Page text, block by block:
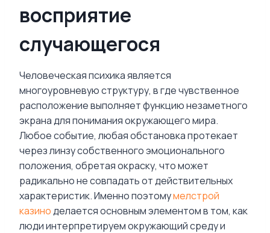
восприятие
случающегося
Человеческая психика является
многоуровневую структуру, в где чувственное
расположение выполняет функцию незаметного
экрана для понимания окружающего мира.
Любое событие, любая обстановка протекает
через линзу собственного эмоционального
положения, обретая окраску, что может
радикально не совпадать от действительных
характеристик. Именно поэтомумелстрой
казиноделается основным элементом в том, как
люди интерпретируем окружающий среду и